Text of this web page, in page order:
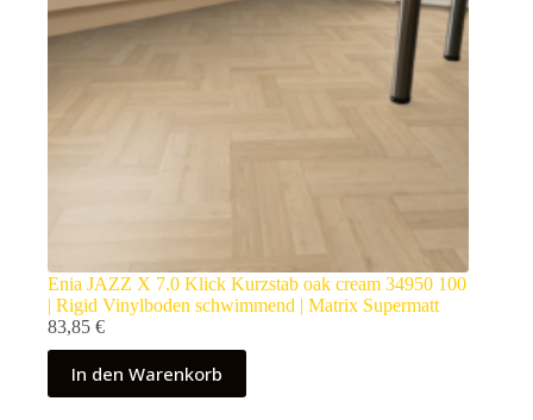
Enia JAZZ X 7.0 Klick Kurzstab oak cream 34950 100
| Rigid Vinylboden schwimmend | Matrix Supermatt
83,85 €
In den Warenkorb